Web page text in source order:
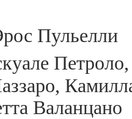
Пульелли
Валанцано